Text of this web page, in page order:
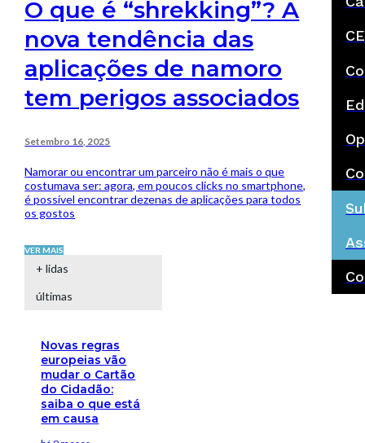
O que é “shrekking”? A
nova tendência das
aplicações de namoro
tem perigos associados
Setembro 16, 2025
Namorar ou encontrar um parceiro não é mais o que
costumava ser: agora, em poucos clicks no smartphone,
é possível encontrar dezenas de aplicações para todos
os gostos
VER MAIS
+ lidas
últimas
Novas regras
europeias vão
mudar o Cartão
do Cidadão:
saiba o que está
em causa